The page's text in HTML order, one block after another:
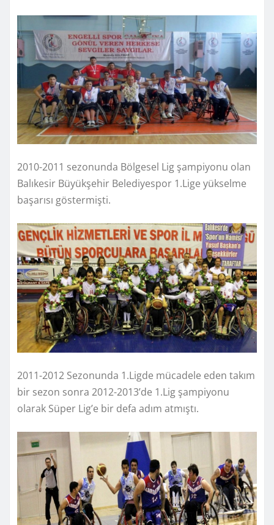
2010-2011 sezonunda Bölgesel Lig şampiyonu olan
Balıkesir Büyükşehir Belediyespor 1.Lige yükselme
başarısı göstermişti.
2011-2012 Sezonunda 1.Ligde mücadele eden takım
bir sezon sonra 2012-2013’de 1.Lig şampiyonu
olarak Süper Lig’e bir defa adım atmıştı.